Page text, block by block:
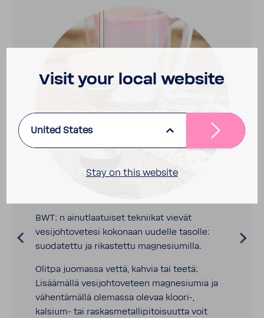
BWT: n ainutlaatuiset tekniikat vievät
vesijohtovetesi kokonaan uudelle tasolle:
suodatettu ja rikastettu magnesiumilla.
Olitpa juomassa vettä, kahvia tai teetä:
Lisäämällä vesijohtoveteen magnesiumia ja
vähentämällä olemassa olevaa kloori-,
kalsium- tai raskasmetallipitoisuutta voit
Visit your local website
United States
Stay on this website